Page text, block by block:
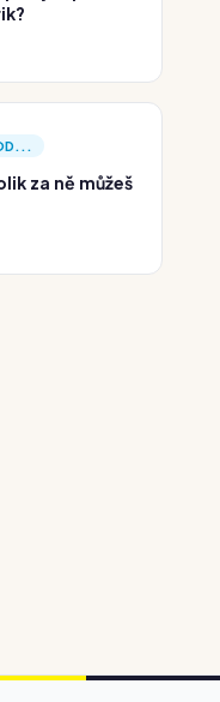
za ně můžeš